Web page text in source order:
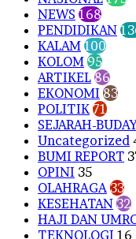
NEWS 168
PENDIDIKAN
KALAM 100
KOLOM 95
ARTIKEL 86
EKONOMI 83
POLITIK 71
SEJARAH-
Uncategorized
BUMI REPORT
OPINI 35
OLAHRAGA 33
KESEHATAN 32
HAJI DAN
TEKNOLOGI 16